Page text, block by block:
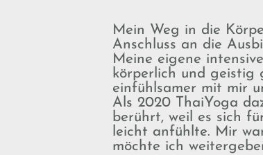
Mein Weg in die
Anschluss an die
Meine eigene
körperlich und geistig
einfühlsamer mit mir
Als 2020 ThaiYoga
berührt, weil es sich
leicht anfühlte. Mir
möchte ich